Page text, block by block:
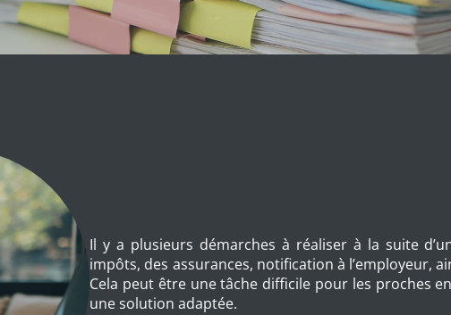
Il y a plusieurs démarches à réaliser à la suite
impôts, des assurances, notification à l’employeur,
Cela peut être une tâche difficile pour les proches
une solution adaptée.